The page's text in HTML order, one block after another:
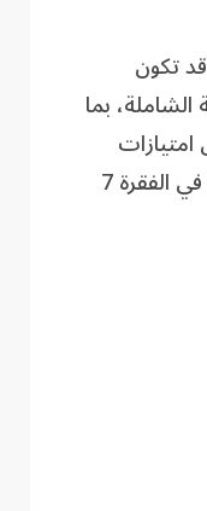
تكون
بما
وحصانات أفراد القوة المنشأة في الفقرة 7